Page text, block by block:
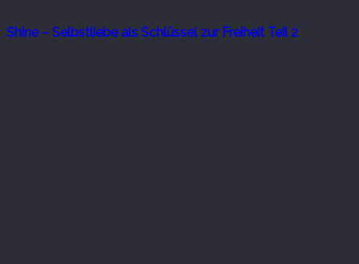
Shine – Selbstliebe als Schlüssel zur Freiheit Teil 2